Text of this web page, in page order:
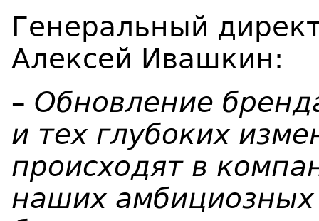
Генеральный
Алексей Ивашкин:
– Обновление
и тех глубоких
происходят в
наших амбициозных